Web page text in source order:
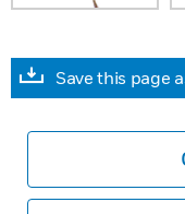
Save this page